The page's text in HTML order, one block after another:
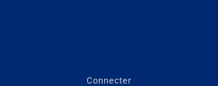
Connecter